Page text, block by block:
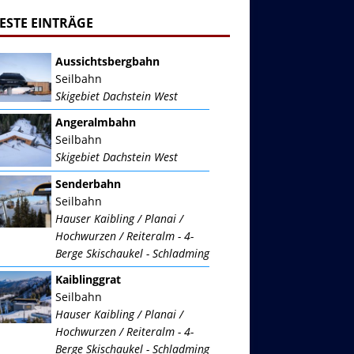
EINTRÄGE
Aussichtsbergbahn
Seilbahn
Skigebiet Dachstein West
Angeralmbahn
Seilbahn
Skigebiet Dachstein West
Senderbahn
Seilbahn
Hauser Kaibling / Planai /
Hochwurzen / Reiteralm - 4-
Berge Skischaukel - Schladming
Kaiblinggrat
Seilbahn
Hauser Kaibling / Planai /
Hochwurzen / Reiteralm - 4-
Berge Skischaukel - Schladming